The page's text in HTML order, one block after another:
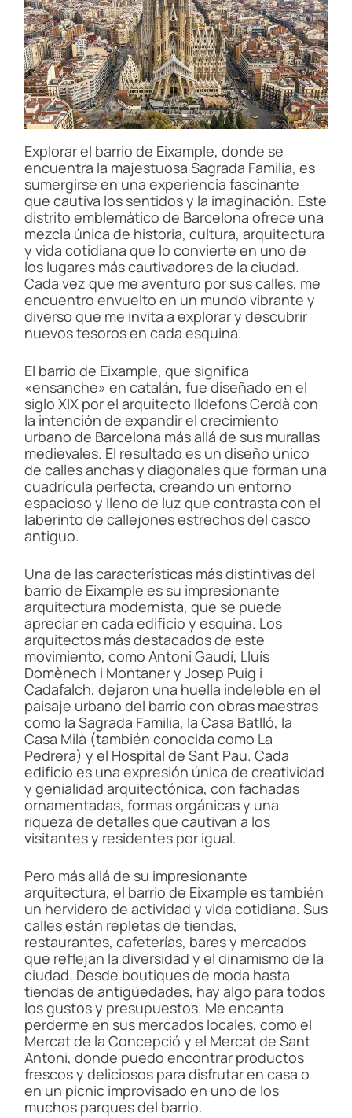
Explorar el barrio de Eixample, donde se
encuentra la majestuosa Sagrada Familia, es
sumergirse en una experiencia fascinante
que cautiva los sentidos y la imaginación. Este
distrito emblemático de Barcelona ofrece una
mezcla única de historia, cultura, arquitectura
y vida cotidiana que lo convierte en uno de
los lugares más cautivadores de la ciudad.
Cada vez que me aventuro por sus calles, me
encuentro envuelto en un mundo vibrante y
diverso que me invita a explorar y descubrir
nuevos tesoros en cada esquina.
El barrio de Eixample, que significa
«ensanche» en catalán, fue diseñado en el
siglo XIX por el arquitecto Ildefons Cerdà con
la intención de expandir el crecimiento
urbano de Barcelona más allá de sus murallas
medievales. El resultado es un diseño único
de calles anchas y diagonales que forman una
cuadrícula perfecta, creando un entorno
espacioso y lleno de luz que contrasta con el
laberinto de callejones estrechos del casco
antiguo.
Una de las características más distintivas del
barrio de Eixample es su impresionante
arquitectura modernista, que se puede
apreciar en cada edificio y esquina. Los
arquitectos más destacados de este
movimiento, como Antoni Gaudí, Lluís
Domènech i Montaner y Josep Puig i
Cadafalch, dejaron una huella indeleble en el
paisaje urbano del barrio con obras maestras
como la Sagrada Familia, la Casa Batlló, la
Casa Milà (también conocida como La
Pedrera) y el Hospital de Sant Pau. Cada
edificio es una expresión única de creatividad
y genialidad arquitectónica, con fachadas
ornamentadas, formas orgánicas y una
riqueza de detalles que cautivan a los
visitantes y residentes por igual.
Pero más allá de su impresionante
arquitectura, el barrio de Eixample es también
un hervidero de actividad y vida cotidiana. Sus
calles están repletas de tiendas,
restaurantes, cafeterías, bares y mercados
que reflejan la diversidad y el dinamismo de la
ciudad. Desde boutiques de moda hasta
tiendas de antigüedades, hay algo para todos
los gustos y presupuestos. Me encanta
perderme en sus mercados locales, como el
Mercat de la Concepció y el Mercat de Sant
Antoni, donde puedo encontrar productos
frescos y deliciosos para disfrutar en casa o
en un picnic improvisado en uno de los
muchos parques del barrio.